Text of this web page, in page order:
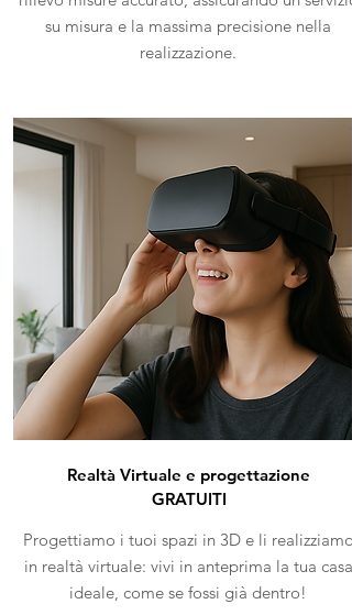
su misura e la massima precisione nella
realizzazione.
Realtà Virtuale e progettazione
GRATUITI
Progettiamo i tuoi spazi in 3D e li realizziamo
in realtà virtuale: vivi in anteprima la tua casa
ideale, come se fossi già dentro!